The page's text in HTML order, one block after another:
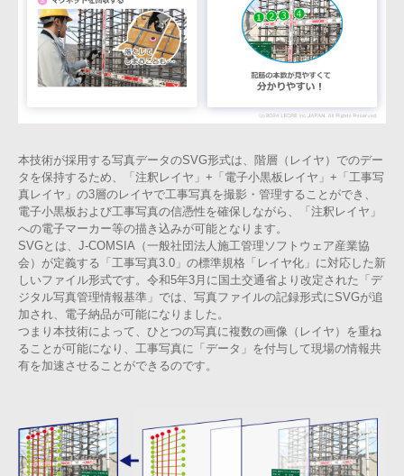
本技術が採用する写真データのSVG形式は、階層（レイヤ）でのデー
タを保持するため、「注釈レイヤ」+「電子小黒板レイヤ」+「工事写
真レイヤ」の3層のレイヤで工事写真を撮影・管理することができ、
電子小黒板および工事写真の信憑性を確保しながら、「注釈レイヤ」
への電子マーカー等の描き込みが可能となります。
SVGとは、J-COMSIA（一般社団法人施工管理ソフトウェア産業協
会）が定義する「工事写真3.0」の標準規格「レイヤ化」に対応した新
しいファイル形式です。令和5年3月に国土交通省より改定された「デ
ジタル写真管理情報基準」では、写真ファイルの記録形式にSVGが追
加され、電子納品が可能になりました。
つまり本技術によって、ひとつの写真に複数の画像（レイヤ）を重ね
ることが可能になり、工事写真に「データ」を付与して現場の情報共
有を加速させることができるのです。